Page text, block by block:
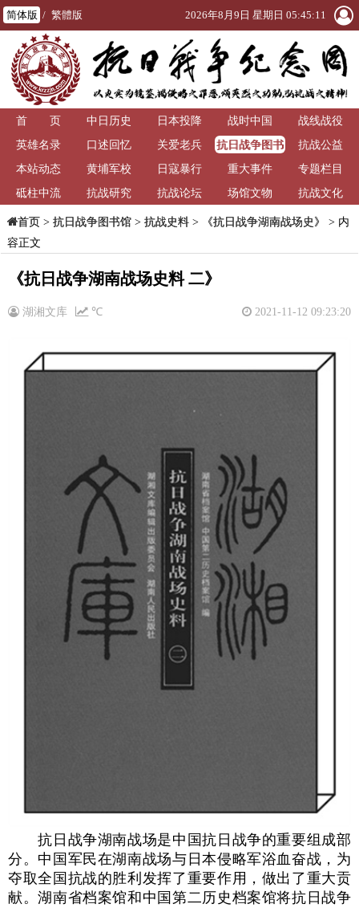
简体版 / 繁體版 2026年8月9日 星期日 05:45:11
首 页 中日历史 日本投降 战时中国
战线战役
英雄名录
口述回忆 关爱老兵
抗日战争图书
馆
抗战公益
本站动态
黄埔军校 日寇暴行 重大事件
专题栏目
砥柱中流
抗战研究 抗战论坛 场馆文物 抗战文化
首页> 抗日战争图书馆> 抗战史料> 《抗日战争湖南战场史》
> 内
容正文
《抗日战争湖南战场史料 二》
湖湘文库 2021-11-12 09:23:20
℃
抗日战争湖南战场是中国抗日战争的重要组成部
分。中国军民在湖南战场与日本侵略军浴血奋战，为
夺取全国抗战的胜利发挥了重要作用，做出了重大贡
献。湖南省档案馆和中国第二历史档案馆将抗日战争